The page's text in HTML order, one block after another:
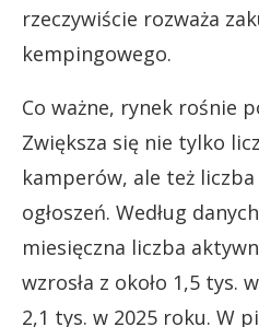
rzeczywiście rozważa
kempingowego.
Co ważne, rynek rośnie
Zwiększa się nie tylko
kamperów, ale też
ogłoszeń. Według
miesięczna liczba
wzrosła z około 1,5 tys.
2,1 tys. w 2025 roku. W